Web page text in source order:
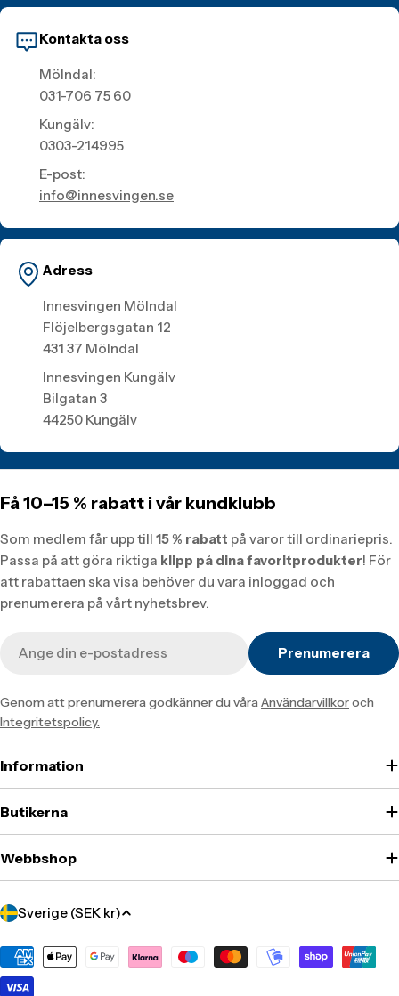
Kontakta oss
Mölndal:
031-706 75 60
Kungälv:
0303-214995
E-post:
info@innesvingen.se
Adress
Innesvingen Mölndal
Flöjelbergsgatan 12
431 37 Mölndal
Innesvingen Kungälv
Bilgatan 3
44250 Kungälv
Få 10–15 % rabatt i vår kundklubb
Som medlem får upp till 15 % rabatt på varor till ordinariepris.
Passa på att göra riktiga klipp på dina favoritprodukter! För
att rabattaen ska visa behöver du vara inloggad och
prenumerera på vårt nyhetsbrev.
post
Prenumerera
Genom att prenumerera godkänner du våraAnvändarvillkoroch
Integritetspolicy.
Information
Butikerna
Webbshop
Translation
sv.localization.country_label
Sverige (SEK kr)
Translation
missing: